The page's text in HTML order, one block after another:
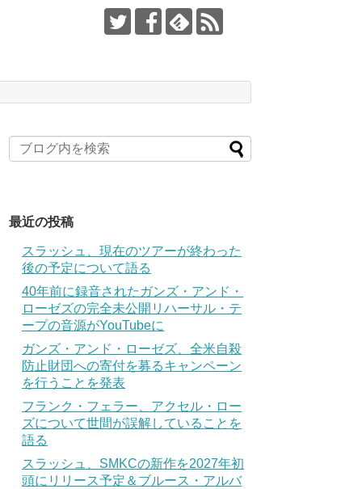
最近の投稿
スラッシュ、現在のツアーが終わった
後の予定について語る
40年前に録音されたガンズ・アンド・
ローゼズの完全未公開リハーサル・テ
ープの音源がYouTubeに
ガンズ・アンド・ローゼズ、全米自殺
防止財団への寄付を募るキャンペーン
を行うことを発表
フランク・フェラー、アクセル・ロー
ズについて世間が誤解していることを
語る
スラッシュ、SMKCの新作を2027年初
頭にリリース予定＆ブルース・アルバ